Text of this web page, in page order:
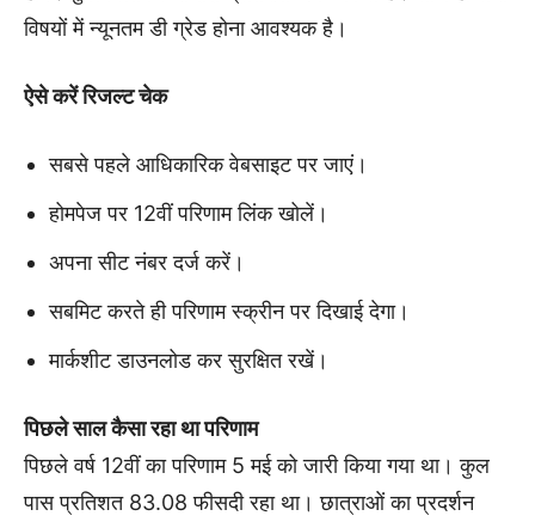
विषयों में न्यूनतम डी ग्रेड होना आवश्यक है।
ऐसे करें रिजल्ट चेक
सबसे पहले आधिकारिक वेबसाइट पर जाएं।
होमपेज पर 12वीं परिणाम लिंक खोलें।
अपना सीट नंबर दर्ज करें।
सबमिट करते ही परिणाम स्क्रीन पर दिखाई देगा।
मार्कशीट डाउनलोड कर सुरक्षित रखें।
पिछले साल कैसा रहा था परिणाम
पिछले वर्ष 12वीं का परिणाम 5 मई को जारी किया गया था। कुल
पास प्रतिशत 83.08 फीसदी रहा था। छात्राओं का प्रदर्शन